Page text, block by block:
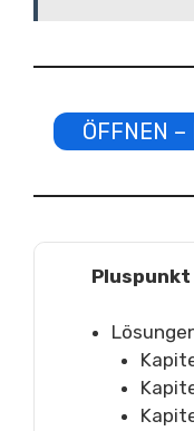
ÖFFNEN